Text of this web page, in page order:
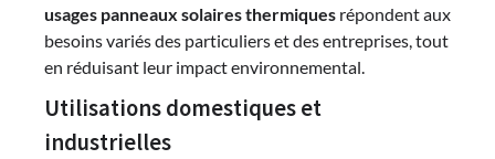
usages panneaux solaires thermiques répondent aux
besoins variés des particuliers et des entreprises, tout
en réduisant leur impact environnemental.
Utilisations domestiques et
industrielles